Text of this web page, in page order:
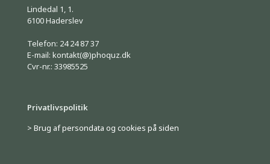
Lindedal 1, 1.
6100 Haderslev
Telefon: 24 24 87 37
E-mail: kontakt(@)phoquz.dk
Cvr-nr.: 33985525
Privatlivspolitik
> Brug af persondata og cookies på siden